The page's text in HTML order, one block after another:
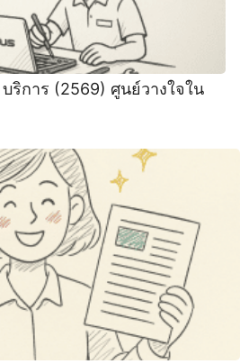
ริการ (2569) ศูนย์วางใจใน